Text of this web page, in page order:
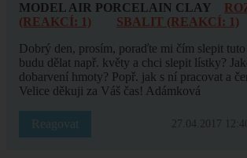
MODEL AIR PORCELAIN CLAY
(REAKCÍ: 1)
SBALIT (REAKCÍ: 1)
Dobrý den, prosím, poraďte mi čím slepit
budu dělat např. květy a chci slepit lístky?
dobarvení hmoty? Popř. jak s ní pracovat a
Velice děkuji za Váš čas! Adámková
Reagovat 27.04.2017 12:40